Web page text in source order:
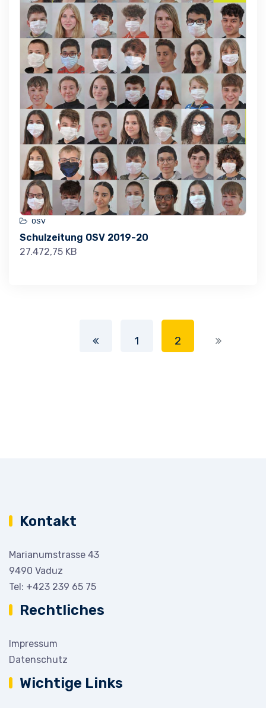
OSV
Schulzeitung OSV 2019-20
27.472,75 KB
1 2
Kontakt
Marianumstrasse 43
9490 Vaduz
Tel: +423 239 65 75
Rechtliches
Impressum
Datenschutz
Wichtige Links